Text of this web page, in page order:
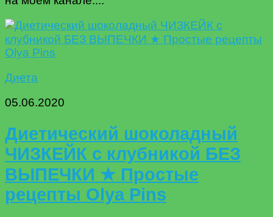
Диета
05.06.2020
Диетический шоколадный
ЧИЗКЕЙК с клубникой БЕЗ
ВЫПЕЧКИ ★ Простые
рецепты Olya Pins